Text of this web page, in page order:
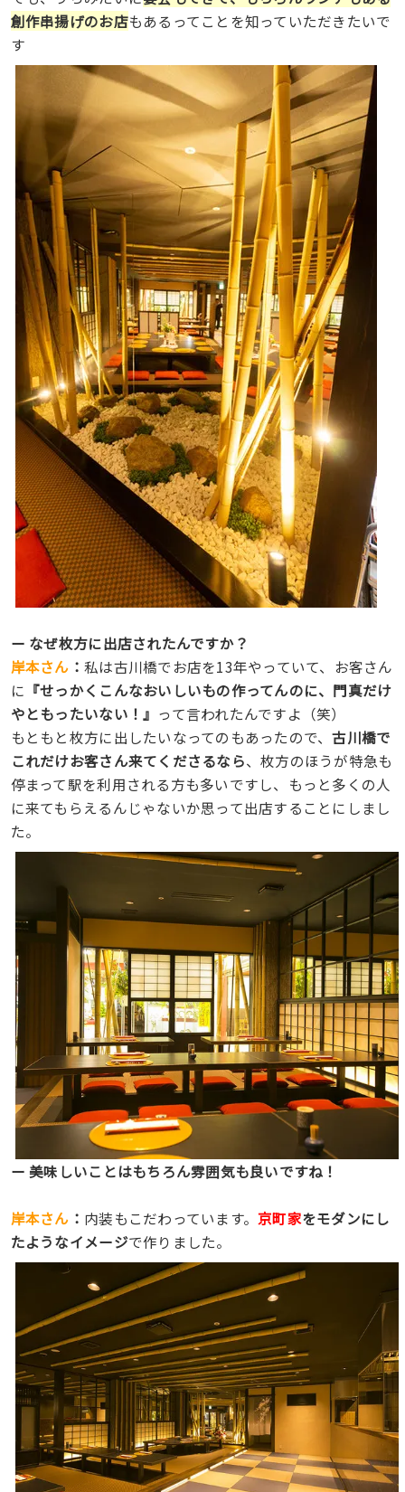
創作串揚げのお店もあるってことを知っていただきたいで
す
ー なぜ枚方に出店されたんですか？
岸本さん ： 私は古川橋でお店を13年やっていて、お客さん
に 『せっかくこんなおいしいもの作ってんのに、門真だけ
やともったいない！』 って言われたんですよ（笑）
もともと枚方に出したいなってのもあったので、古川橋で
これだけお客さん来てくださるなら、枚方のほうが特急も
停まって駅を利用される方も多いですし、もっと多くの人
に来てもらえるんじゃないか思って出店することにしまし
た。
ー 美味しいことはもちろん雰囲気も良いですね！
岸本さん ： 内装もこだわっています。京町家をモダンにし
たようなイメージで作りました。